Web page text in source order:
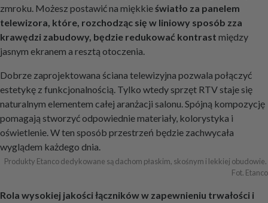
zmroku. Możesz postawić na miękkieświatło za panelem
telewizora, które, rozchodząc się w liniowy sposób zza
krawędzi zabudowy, będzie redukować kontrast między
jasnym ekranem a resztą otoczenia.
Dobrze zaprojektowana ściana telewizyjna pozwala połączyć
estetykę z funkcjonalnością. Tylko wtedy sprzęt RTV staje się
naturalnym elementem całej aranżacji salonu. Spójną kompozycję
pomagają stworzyć odpowiednie materiały, kolorystyka i
oświetlenie. W ten sposób przestrzeń będzie zachwycała
wyglądem każdego dnia.
Produkty Etanco dedykowane są dachom płaskim, skośnym i lekkiej obudowie.
Fot. Etanco
Rola wysokiej jakości łączników w zapewnieniu trwałości i